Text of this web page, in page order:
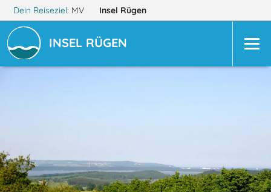
Dein Reiseziel: MV Insel Rügen
INSEL RÜGEN